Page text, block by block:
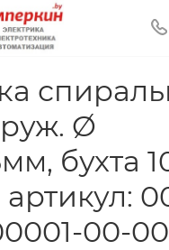
Ø
бухта
00-00